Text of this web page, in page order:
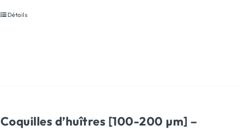
Détails
Coquilles d’huîtres [100-200 µm] –